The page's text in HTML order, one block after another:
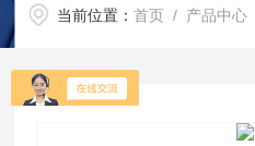
当前位置：首页 / 产品中心